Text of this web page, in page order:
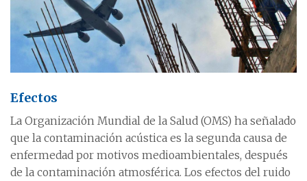
Efectos
La Organización Mundial de la Salud (OMS) ha señalado
que la contaminación acústica es la segunda causa de
enfermedad por motivos medioambientales, después
de la contaminación atmosférica. Los efectos del ruido